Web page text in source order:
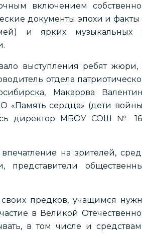
включением
документы эпохи и факты
и ярких музыкальных
выступления ребят жюри,
отдела
Макарова
«Память сердца» (дети
директор МБОУ СОШ №
на зрителей,
своих предков, учащимся
в Великой
в том числе и